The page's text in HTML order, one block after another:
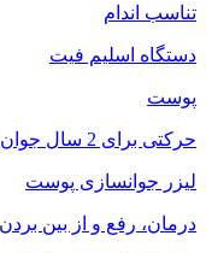
تناسب اندام
دستگاه اسلیم فیت
پوست
حرکتی برای 2 سال جوان تر شدن صورت , یوگای صورت
لیزر جوانسازی پوست
درمان، رفع و از بین